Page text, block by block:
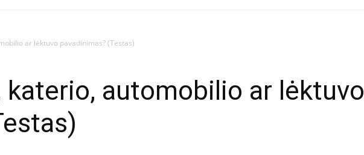
ar lėktuvo pavadinimas? (Testas)
automobilio ar lėktuvo